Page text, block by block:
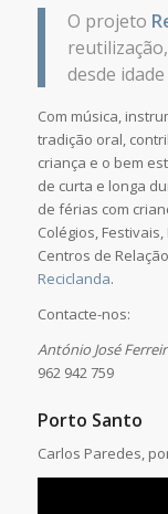
O projeto
desde
Com música,
tradição oral,
criança e o bem
de curta e longa
de férias com
Colégios,
Centros de
Reciclanda.
Contacte-nos:
António José
962 942 759
Porto Santo
Carlos Paredes,